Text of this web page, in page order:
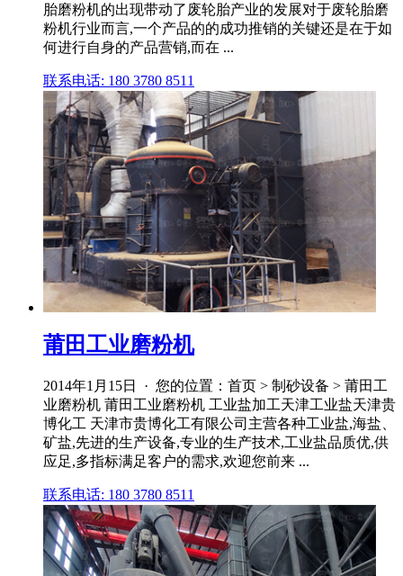
胎磨粉机的出现带动了废轮胎产业的发展对于废轮胎磨
粉机行业而言,一个产品的的成功推销的关键还是在于如
何进行自身的产品营销,而在 ...
联系电话: 180 3780 8511
莆田工业磨粉机
2014年1月15日 · 您的位置：首页 > 制砂设备 > 莆田工
业磨粉机 莆田工业磨粉机 工业盐加工天津工业盐天津贵
博化工 天津市贵博化工有限公司主营各种工业盐,海盐、
矿盐,先进的生产设备,专业的生产技术,工业盐品质优,供
应足,多指标满足客户的需求,欢迎您前来 ...
联系电话: 180 3780 8511